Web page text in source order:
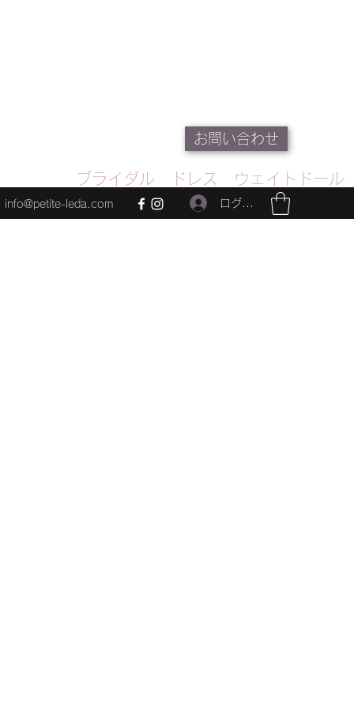
お問い合わせ
ブライダル ドレス ウェイトドール
info@petite-leda.com ログイン